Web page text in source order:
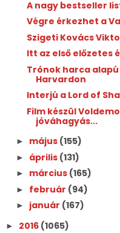
A nagy bestseller
Végre érkezhet a
Szigeti Kovács
Itt az első előzetes
Trónok harca
Harvardon
Interjú a Lord of
Film készül
jóváhagyás...
► május (155)
► április (131)
► március (165)
► február (94)
► január (167)
► 2016 (1065)